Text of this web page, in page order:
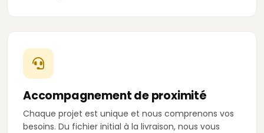
Accompagnement de proximité
Chaque projet est unique et nous comprenons vos
besoins. Du fichier initial à la livraison, nous vous